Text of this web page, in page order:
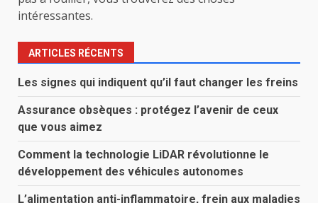
intéressantes.
ARTICLES RÉCENTS
Les signes qui indiquent qu’il faut changer les freins
Assurance obsèques : protégez l’avenir de ceux
que vous aimez
Comment la technologie LiDAR révolutionne le
développement des véhicules autonomes
L’alimentation anti-inflammatoire, frein aux maladies